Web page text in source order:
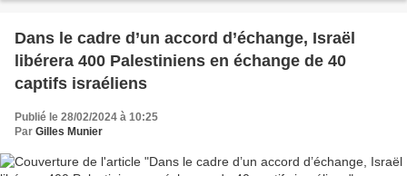
Dans le cadre d’un accord d’échange, Israël
libérera 400 Palestiniens en échange de 40
captifs israéliens
Publié le 28/02/2024 à 10:25
Par Gilles Munier